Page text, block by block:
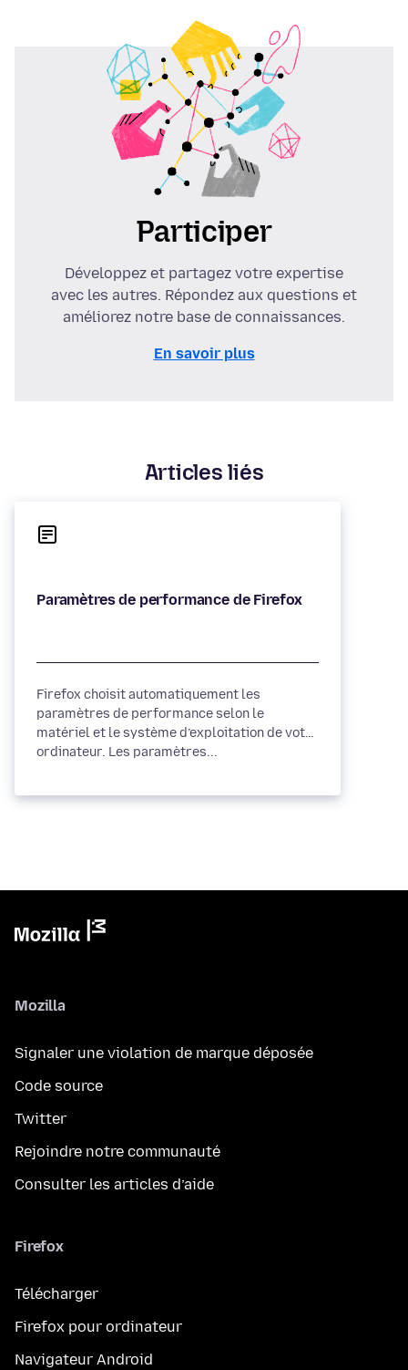
Participer
Développez et partagez votre expertise
avec les autres. Répondez aux questions et
améliorez notre base de connaissances.
En savoir plus
Articles liés
Firefox choisit automatiquement les
paramètres de performance selon le
matériel et le système d’exploitation de votre
ordinateur. Les paramètres...
Mozilla
Signaler une violation de marque déposée
Code source
Twitter
Rejoindre notre communauté
Consulter les articles d’aide
Firefox
Télécharger
Firefox pour ordinateur
Navigateur Android